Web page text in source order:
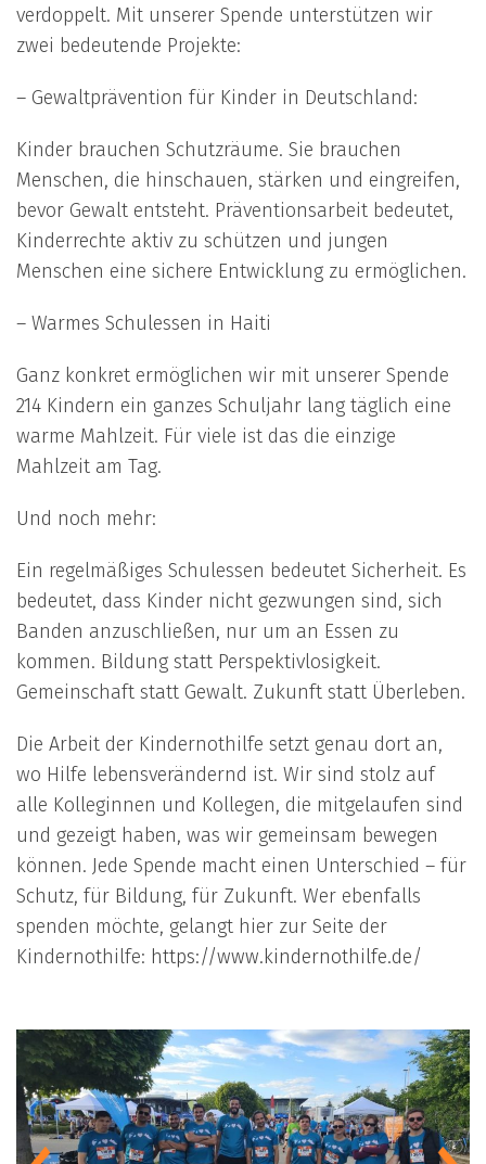
verdoppelt. Mit unserer Spende unterstützen wir
zwei bedeutende Projekte:
– Gewaltprävention für Kinder in Deutschland:
Kinder brauchen Schutzräume. Sie brauchen
Menschen, die hinschauen, stärken und eingreifen,
bevor Gewalt entsteht. Präventionsarbeit bedeutet,
Kinderrechte aktiv zu schützen und jungen
Menschen eine sichere Entwicklung zu ermöglichen.
– Warmes Schulessen in Haiti
Ganz konkret ermöglichen wir mit unserer Spende
214 Kindern ein ganzes Schuljahr lang täglich eine
warme Mahlzeit. Für viele ist das die einzige
Mahlzeit am Tag.
Und noch mehr:
Ein regelmäßiges Schulessen bedeutet Sicherheit. Es
bedeutet, dass Kinder nicht gezwungen sind, sich
Banden anzuschließen, nur um an Essen zu
kommen. Bildung statt Perspektivlosigkeit.
Gemeinschaft statt Gewalt. Zukunft statt Überleben.
Die Arbeit der Kindernothilfe setzt genau dort an,
wo Hilfe lebensverändernd ist. Wir sind stolz auf
alle Kolleginnen und Kollegen, die mitgelaufen sind
und gezeigt haben, was wir gemeinsam bewegen
können. Jede Spende macht einen Unterschied – für
Schutz, für Bildung, für Zukunft. Wer ebenfalls
spenden möchte, gelangt hier zur Seite der
Kindernothilfe: https://www.kindernothilfe.de/